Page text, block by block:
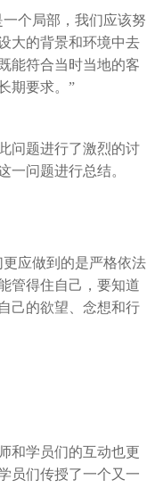
个局部，我们应该努
大的背景和环境中去
能符合当时当地的客
期要求。”
问题进行了激烈的讨
一问题进行总结。
应做到的是严格依法
管得住自己，要知道
己的欲望、念想和行
和学员们的互动也更
员们传授了一个又一